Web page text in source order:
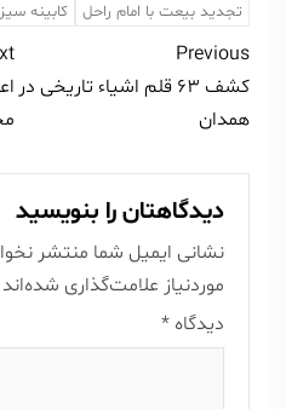
تجدید بیعت با امام راحل کابینه
Previous
کشف ۶٣ قلم اشیاء تاریخی در
همدان
دیدگاهتان را بنویسید
نشانی ایمیل شما منتشر
موردنیاز علامت‌گذاری شده‌اند
دیدگاه *